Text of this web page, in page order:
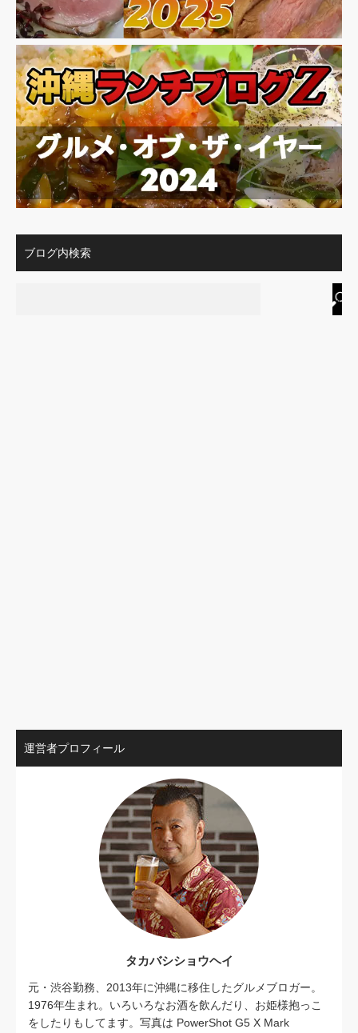
ブログ内検索
運営者プロフィール
タカバシショウヘイ
元・渋谷勤務、2013年に沖縄に移住したグルメブロガー。
1976年生まれ。いろいろなお酒を飲んだり、お姫様抱っこ
をしたりもしてます。写真は PowerShot G5 X Mark